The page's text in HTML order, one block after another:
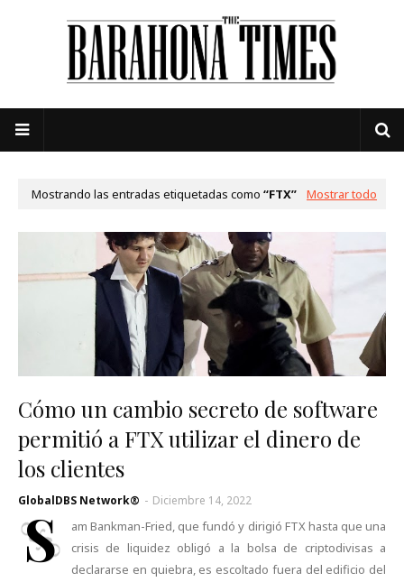
Mostrando las entradas etiquetadas como FTX Mostrar todo
Cómo un cambio secreto de software
permitió a FTX utilizar el dinero de
los clientes
GlobalDBS Network® - Diciembre 14, 2022
S
am Bankman-Fried, que fundó y dirigió FTX hasta que una
crisis de liquidez obligó a la bolsa de criptodivisas a
declararse en quiebra, es escoltado fuera del edificio del